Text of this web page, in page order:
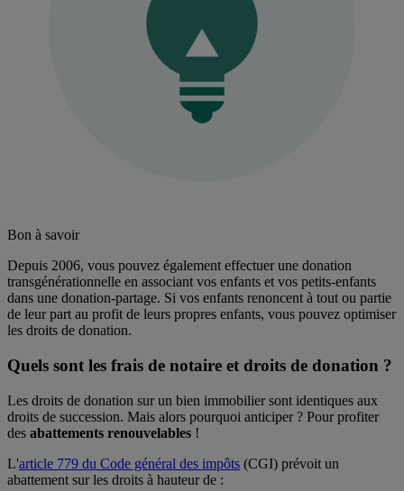
Bon à savoir
Depuis 2006, vous pouvez également effectuer une donation
transgénérationnelle en associant vos enfants et vos petits-enfants
dans une donation-partage. Si vos enfants renoncent à tout ou partie
de leur part au profit de leurs propres enfants, vous pouvez optimiser
les droits de donation.
Quels sont les frais de notaire et droits de donation ?
Les droits de donation sur un bien immobilier sont identiques aux
droits de succession. Mais alors pourquoi anticiper ? Pour profiter
des abattements renouvelables !
L'article 779 du Code général des impôts (CGI) prévoit un
abattement sur les droits à hauteur de :